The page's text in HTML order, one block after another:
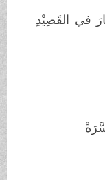
القَصِيْدِ